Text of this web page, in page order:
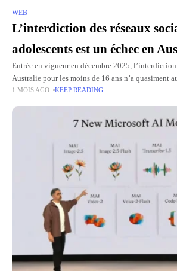
WEB
L’interdiction des réseaux
adolescents est un échec en
Entrée en vigueur en décembre 2025, l’interdiction
Australie pour les moins de 16 ans n’a quasiment
une étude Selon une étude de
1 MOIS AGO KEEP READING